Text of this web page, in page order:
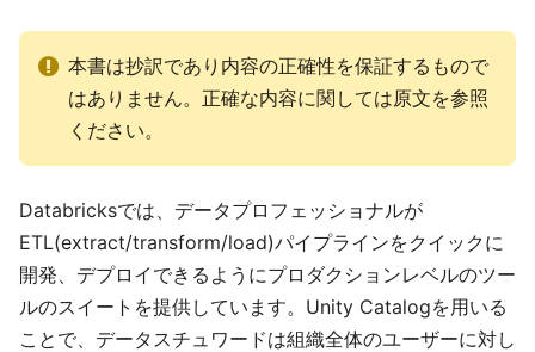
本書は抄訳であり内容の正確性を保証するもので
はありません。正確な内容に関しては原文を参照
ください。
Databricksでは、データプロフェッショナルが
ETL(extract/transform/load)パイプラインをクイックに
開発、デプロイできるようにプロダクションレベルのツー
ルのスイートを提供しています。Unity Catalogを用いる
ことで、データスチュワードは組織全体のユーザーに対し